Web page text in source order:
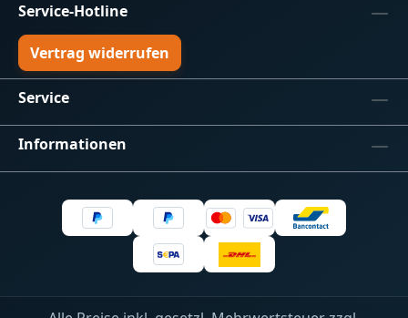
Service-Hotline
Vertrag widerrufen
Service
Informationen